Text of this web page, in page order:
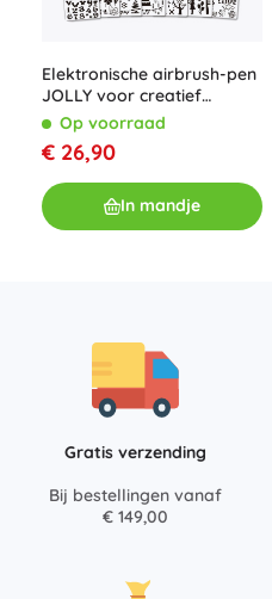
Elektronische airbrush-pen
JOLLY voor creatief
schilderen
Op voorraad
€ 26,90
In mandje
Gratis verzending
Bij bestellingen vanaf
€ 149,00